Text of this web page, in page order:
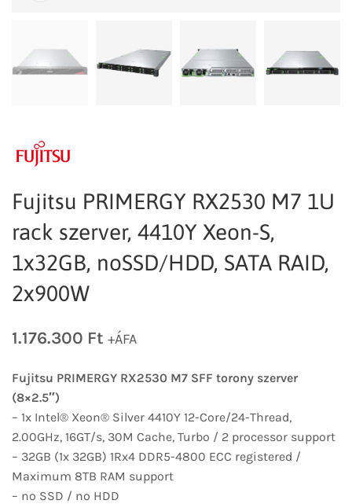
Fujitsu PRIMERGY RX2530 M7 1U
rack szerver, 4410Y Xeon-S,
1x32GB, noSSD/HDD, SATA RAID,
2x900W
1.176.300 Ft +ÁFA
Fujitsu PRIMERGY RX2530 M7 SFF torony szerver
(8×2.5″)
– 1x Intel® Xeon® Silver 4410Y 12-Core/24-Thread,
2.00GHz, 16GT/s, 30M Cache, Turbo / 2 processor support
– 32GB (1x 32GB) 1Rx4 DDR5-4800 ECC registered /
Maximum 8TB RAM support
– no SSD / no HDD